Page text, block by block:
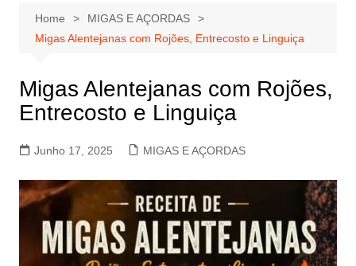
Home
MIGAS E AÇORDAS
Migas Alentejanas com Rojões, Entrecosto e Linguiça
Migas Alentejanas com Rojões,
Entrecosto e Linguiça
Junho 17, 2025 MIGAS E AÇORDAS